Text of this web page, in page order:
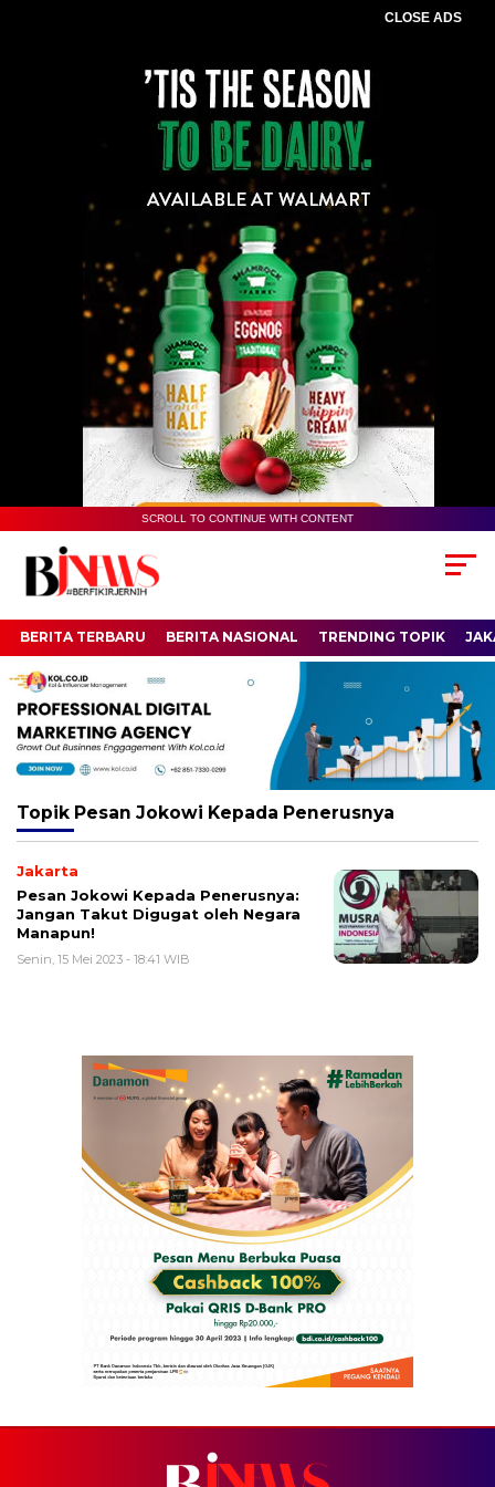
CLOSE ADS
SCROLL TO CONTINUE WITH CONTENT
BERITA TERBARU BERITA NASIONAL TRENDING TOPIK
Topik Pesan Jokowi Kepada Penerusnya
Jakarta
Pesan Jokowi Kepada Penerusnya:
Jangan Takut Digugat oleh Negara
Manapun!
Senin, 15 Mei 2023 - 18:41 WIB